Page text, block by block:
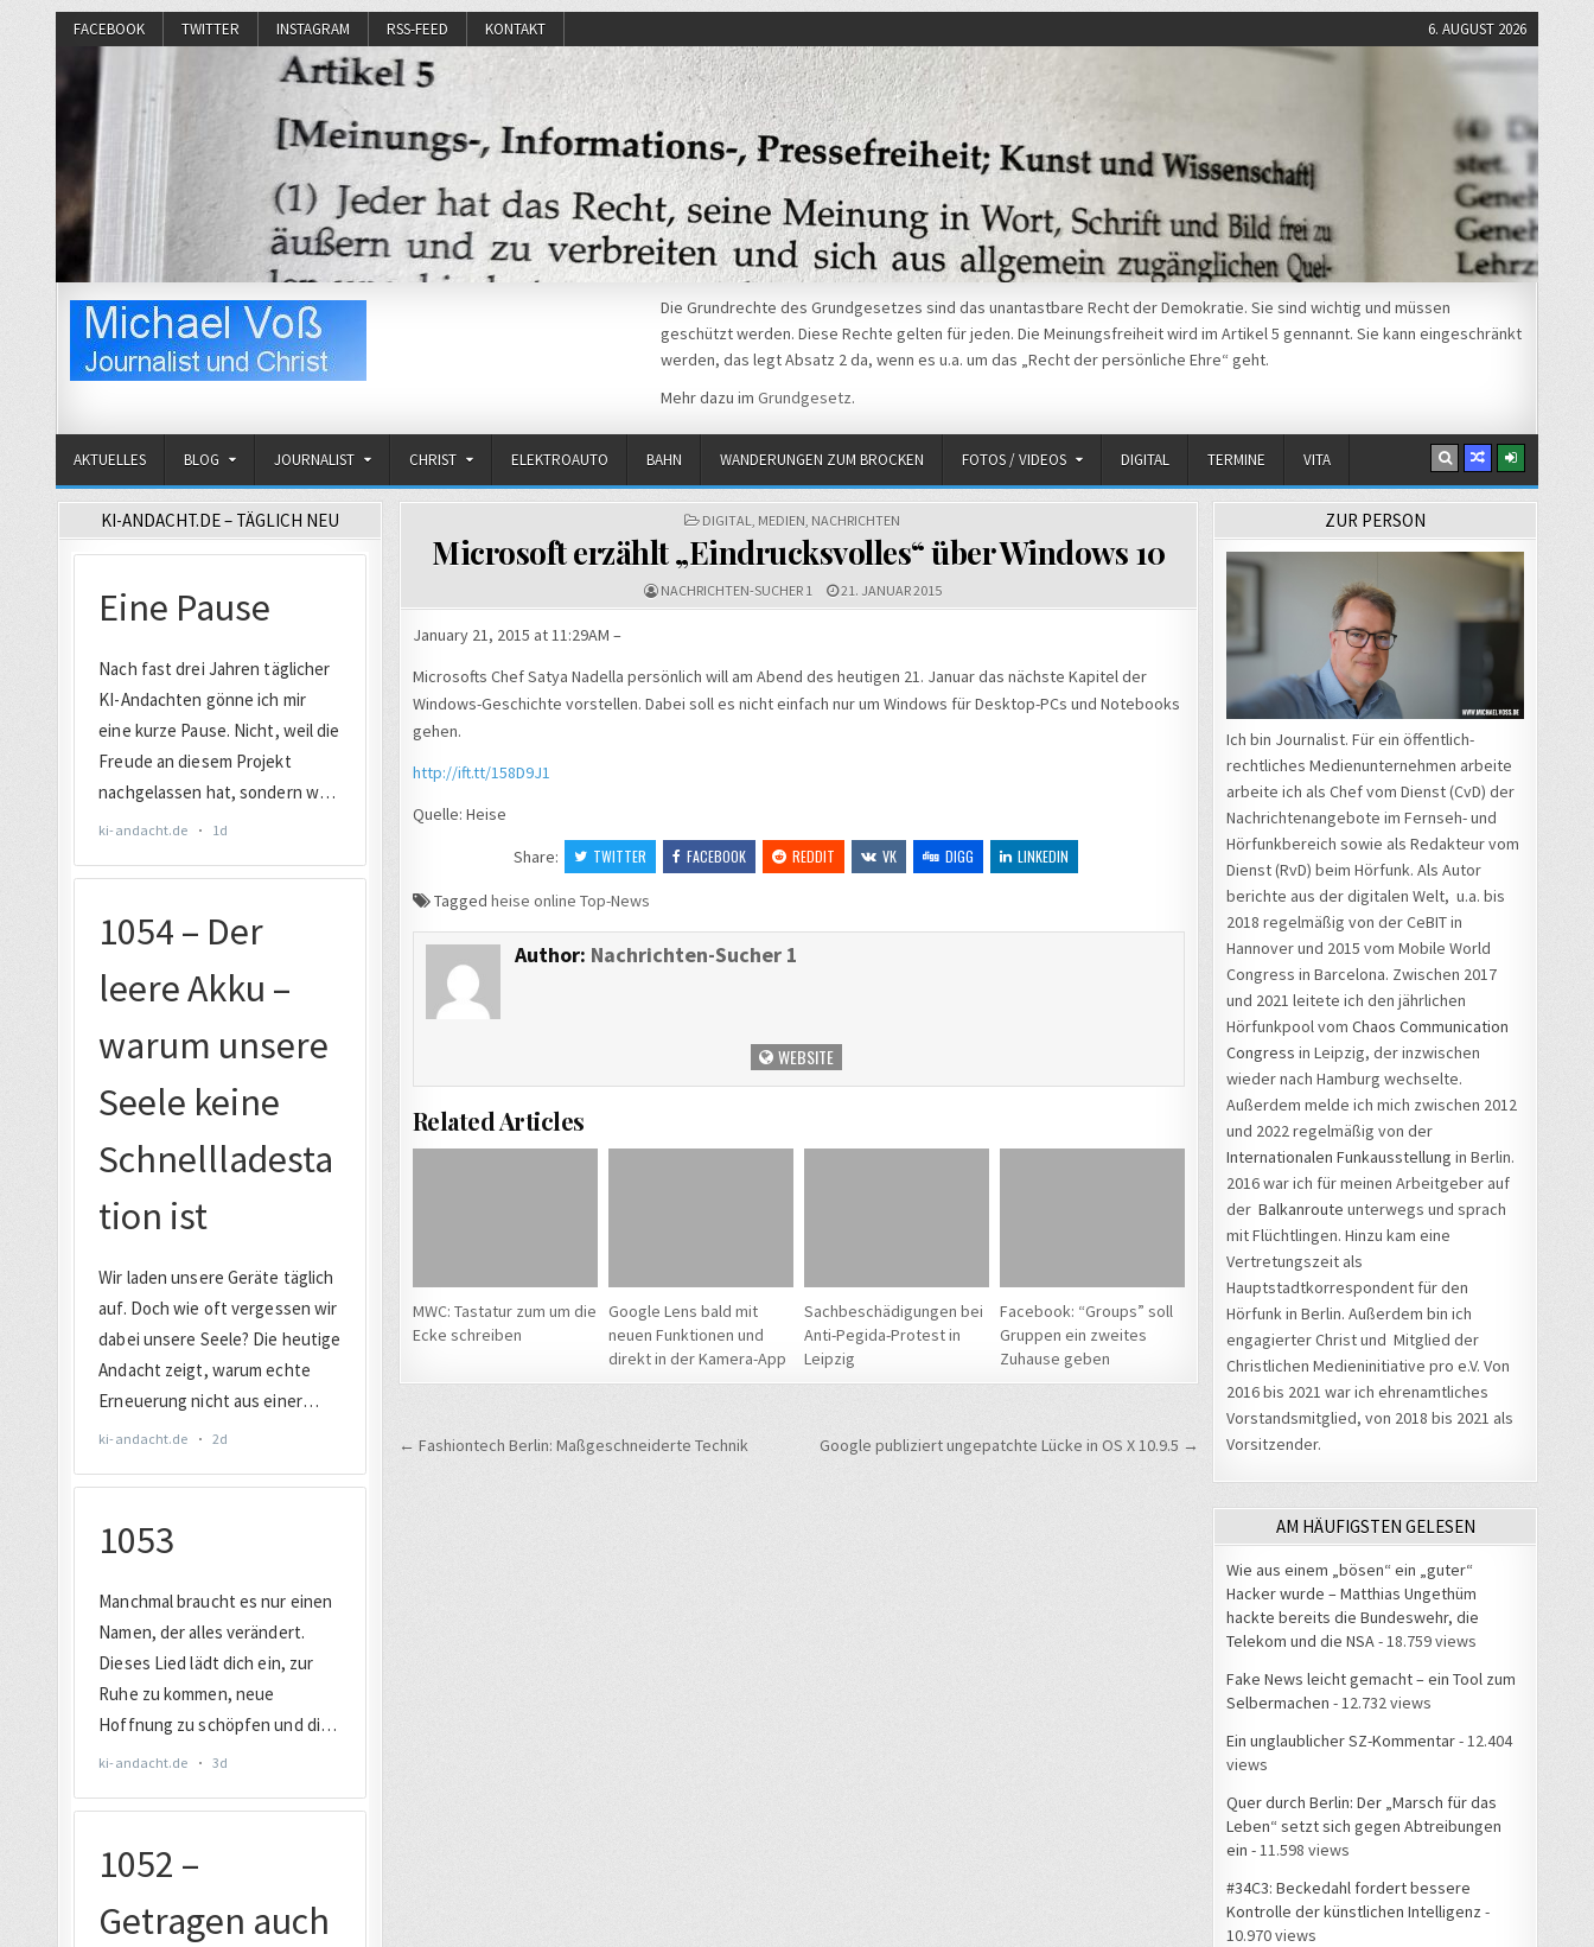
FACEBOOK TWITTER INSTAGRAM RSS-FEED KONTAKT 6. AUGUST 2026
Die Grundrechte des Grundgesetzes sind das unantastbare Recht der Demokratie. Sie sind wichtig und müssen
geschützt werden. Diese Rechte gelten für jeden. Die Meinungsfreiheit wird im Artikel 5 gennannt. Sie kann eingeschränkt
werden, das legt Absatz 2 da, wenn es u.a. um das „Recht der persönliche Ehre“ geht.
Mehr dazu im Grundgesetz.
AKTUELLES BLOG JOURNALIST CHRIST ELEKTROAUTO BAHN WANDERUNGEN ZUM BROCKEN FOTOS / VIDEOS DIGITAL TERMINE VITA
POSTED
IN
DIGITAL MEDIEN NACHRICHTEN
Microsoft erzählt „Eindrucksvolles“ über Windows 10
NACHRICHTEN-SUCHER 1 21. JANUAR 2015
January 21, 2015 at 11:29AM –
Microsofts Chef Satya Nadella persönlich will am Abend des heutigen 21. Januar das nächste Kapitel der
Windows-Geschichte vorstellen. Dabei soll es nicht einfach nur um Windows für Desktop-PCs und Notebooks
gehen.
http://ift.tt/158D9J1
Quelle: Heise
Share:
TWITTER FACEBOOK REDDIT VK DIGG LINKEDIN
Tagged heise online Top-News
Author: Nachrichten-Sucher 1
WEBSITE
Related Articles
MWC: Tastatur zum um die
Ecke schreiben
Google Lens bald mit
neuen Funktionen und
direkt in der Kamera-App
Sachbeschädigungen bei
Anti-Pegida-Protest in
Leipzig
Facebook: “Groups” soll
Gruppen ein zweites
Zuhause geben
Beitragsnavigation Google publiziert ungepatchte Lücke in OS X 10.9.5 →
← Fashiontech Berlin: Maßgeschneiderte Technik
KI-ANDACHT.DE – TÄGLICH NEU ZUR PERSON
Ich bin Journalist. Für ein öffentlich-
rechtliches Medienunternehmen arbeite
arbeite ich als Chef vom Dienst (CvD) der
Nachrichtenangebote im Fernseh- und
Hörfunkbereich sowie als Redakteur vom
Dienst (RvD) beim Hörfunk. Als Autor
berichte aus der digitalen Welt, u.a. bis
2018 regelmäßig von der CeBIT in
Hannover und 2015 vom Mobile World
Congress in Barcelona. Zwischen 2017
und 2021 leitete ich den jährlichen
Hörfunkpool vom Chaos Communication
Congress in Leipzig, der inzwischen
wieder nach Hamburg wechselte.
Außerdem melde ich mich zwischen 2012
und 2022 regelmäßig von der
Internationalen Funkausstellung in Berlin.
2016 war ich für meinen Arbeitgeber auf
der Balkanroute unterwegs und sprach
mit Flüchtlingen. Hinzu kam eine
Vertretungszeit als
Hauptstadtkorrespondent für den
Hörfunk in Berlin. Außerdem bin ich
engagierter Christ und Mitglied der
Christlichen Medieninitiative pro e.V. Von
2016 bis 2021 war ich ehrenamtliches
Vorstandsmitglied, von 2018 bis 2021 als
Vorsitzender.
AM HÄUFIGSTEN GELESEN
Wie aus einem „bösen“ ein „guter“
Hacker wurde – Matthias Ungethüm
hackte bereits die Bundeswehr, die
Telekom und die NSA - 18.759 views
Fake News leicht gemacht – ein Tool zum
Selbermachen - 12.732 views
Ein unglaublicher SZ-Kommentar- 12.404
views
Quer durch Berlin: Der „Marsch für das
Leben“ setzt sich gegen Abtreibungen
ein - 11.598 views
#34C3: Beckedahl fordert bessere
Kontrolle der künstlichen Intelligenz -
10.970 views